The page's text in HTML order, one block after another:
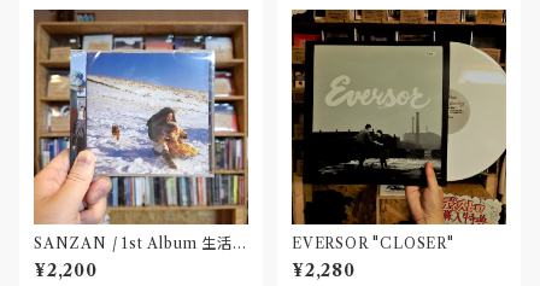
SANZAN / 1st Album 生活の
名残(CD)〝静岡県三島市〟
¥2,200
EVERSOR "CLOSER"
¥2,280